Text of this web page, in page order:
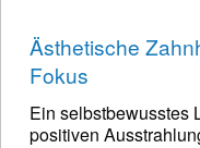
Ästhetische
Fokus
Ein selbstbewusstes
positiven